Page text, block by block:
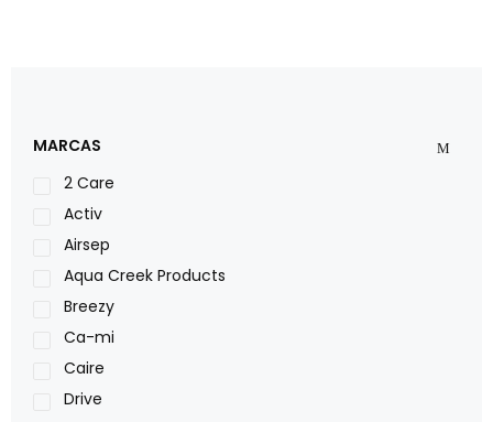
MARCAS
2 Care
Activ
Airsep
Aqua Creek Products
Breezy
Ca-mi
Caire
Drive